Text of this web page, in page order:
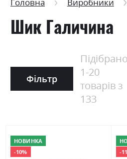
Шик Галичина
Фільтр
Підібрано
1-20
товарів з
133
НОВИНКА
-10%
-